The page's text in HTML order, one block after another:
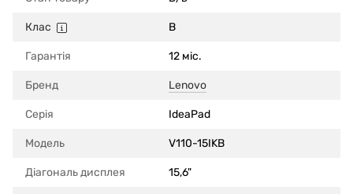
Клас B
Гарантія 12 міс.
Бренд Lenovo
Серія IdeaPad
Модель V110-15IKB
Діагональ дисплея 15,6"